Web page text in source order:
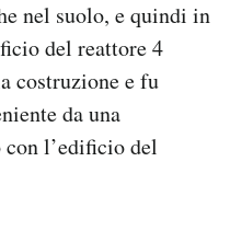
nel suolo, e quindi in
del reattore 4
costruzione e fu
da una
l’edificio del